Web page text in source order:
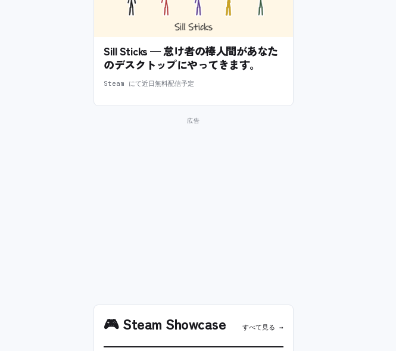
Sill Sticks — 怠け者の棒人間があなた
のデスクトップにやってきます。
Steam にて近日無料配信予定
🎮Steam Showcase すべて見る →